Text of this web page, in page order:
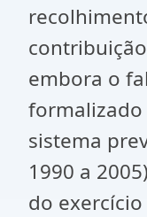
embora o
formalizado
sistema
1990 a
do